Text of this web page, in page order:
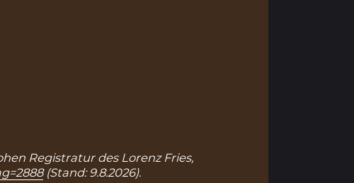
Registratur des Lorenz Fries,
(Stand: 9.8.2026).